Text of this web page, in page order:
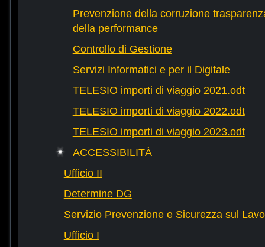
Prevenzione della corruzione
della performance
Controllo di Gestione
Servizi Informatici e per il Digitale
TELESIO importi di viaggio 2021.odt
TELESIO importi di viaggio 2022.odt
TELESIO importi di viaggio 2023.odt
ACCESSIBILITÀ
Ufficio II
Determine DG
Servizio Prevenzione e Sicurezza sul
Ufficio I